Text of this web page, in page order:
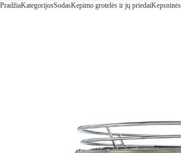
PradžiaKategorijosSodasKepimo grotelės ir jų priedaiKepsninės